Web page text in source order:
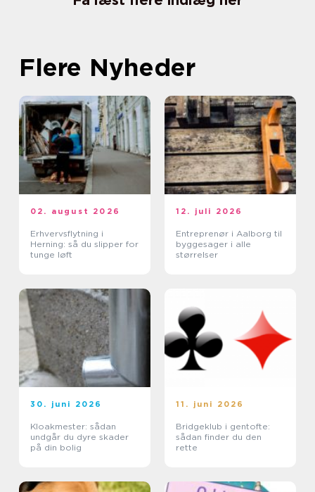
Flere Nyheder
02. august 2026
Erhvervsflytning i
Herning: så du slipper for
tunge løft
12. juli 2026
Entreprenør i Aalborg til
byggesager i alle
størrelser
30. juni 2026
Kloakmester: sådan
undgår du dyre skader
på din bolig
11. juni 2026
Bridgeklub i gentofte:
sådan finder du den
rette